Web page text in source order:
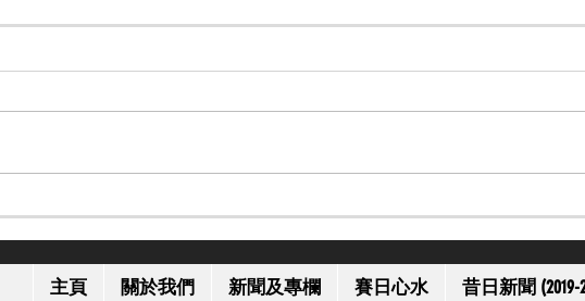
主頁 關於我們 新聞及專欄 賽日心水 昔日新聞 (2019-